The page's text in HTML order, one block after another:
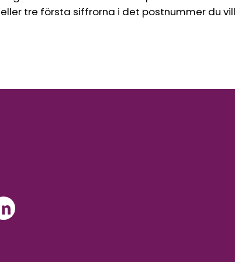
eller tre första siffrorna i det postnummer du